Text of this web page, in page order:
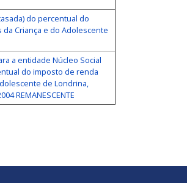
do percentual do
Criança e do Adolescente
a entidade Núcleo Social
do imposto de renda
de Londrina,
REMANESCENTE